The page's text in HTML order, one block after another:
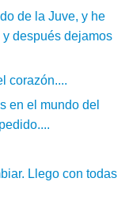
de la Juve, y he
después dejamos
corazón....
en el mundo del
Llego con todas